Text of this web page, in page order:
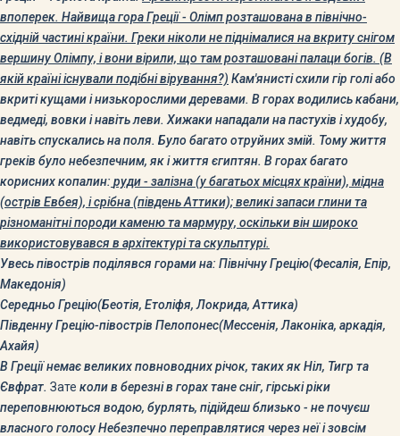
впоперек. Найвища гора Греції - Олімп розташована в північно-
східній частині країни. Греки ніколи не піднімалися на вкриту снігом
вершину Олімпу, і вони вірили, що там розташовані палаци богів. (В
якій країні існували подібні вірування?) Кам'янисті схили гір голі або
вкриті кущами і низькорослими деревами. В горах водились кабани,
ведмеді, вовки і навіть леви. Хижаки нападали на пастухів і худобу,
навіть спускались на поля. Було багато отруйних змій. Тому життя
греків було небезпечним, як і життя єгиптян. В горах багато
корисних копалин: руди - залізна (у багатьох місцях країни), мідна
(острів Евбея), і срібна (південь Аттики); великі запаси глини та
різноманітні породи каменю та мармуру, оскільки він широко
використовувався в архітектурі та скульптурі.
Увесь півострів поділявся горами на: Північну Грецію(Фесалія, Епір,
Македонія)
Середньо Грецію(Беотія, Етоліфя, Локрида, Аттика)
Південну Грецію-півострів Пелопонес(Мессенія, Лаконіка, аркадія,
Ахайя)
В Греції немає великих повноводних річок, таких як Ніл, Тигр та
Євфрат. Зате коли в березні в горах тане сніг, гірські ріки
переповнюються водою, бурлять, підійдеш близько - не почуєш
власного голосу Небезпечно переправлятися через неї і зовсім